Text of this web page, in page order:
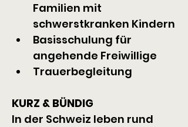
Familien mit
schwerstkranken Kindern
Basisschulung für
angehende Freiwillige
Trauerbegleitung
KURZ & BÜNDIG
In der Schweiz leben rund